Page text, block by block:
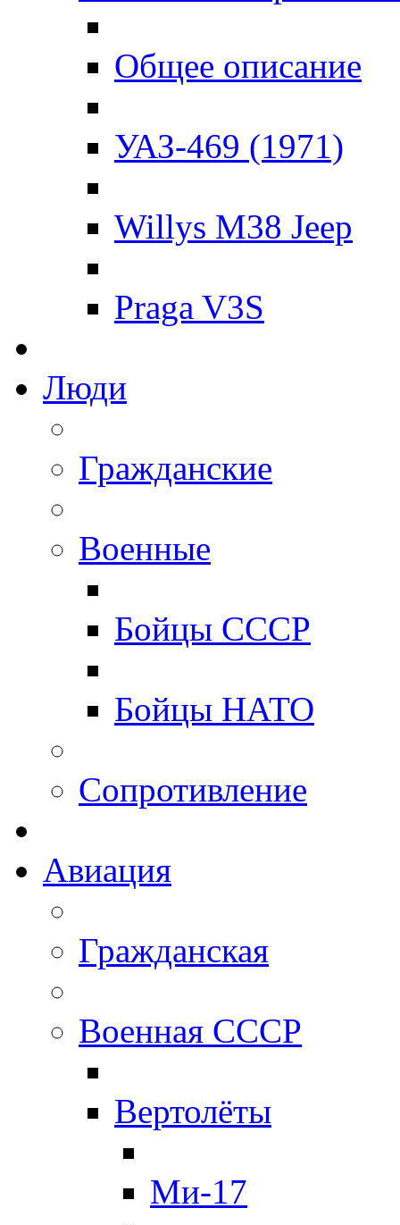
Общее описание
УАЗ-469 (1971)
Willys M38 Jeep
Praga V3S
Люди
Гражданские
Военные
Бойцы СССР
Бойцы НАТО
Сопротивление
Авиация
Гражданская
Военная СССР
Вертолёты
Ми-17